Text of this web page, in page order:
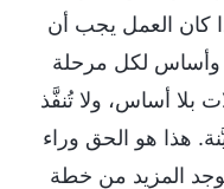
كان العمل يجب أن
وأساس لكل مرحلة
بلا أساس، ولا تُنفَّذ
هذا هو الحق وراء
المزيد من خطة